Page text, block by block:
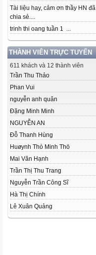
Tài liệu hay, cảm ơn thầy HN đã
chia sẻ....
trinh thi oang tuần 1 ...
THÀNH VIÊN TRỰC TUYẾN
611 khách và 12 thành viên
Trần Thu Thảo
Phan Vui
nguyễn anh quân
Đặng Minh Minh
NGUYỄN AN
Đỗ Thanh Hùng
Huøynh Thò Minh Thö
Mai Văn Hạnh
Trần Thị Thu Trang
Nguyễn Trần Công Sĩ
Hà Thị Chính
Lê Xuân Quảng